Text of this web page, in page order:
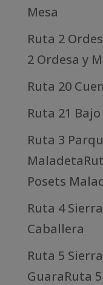
Mesa
Ruta 2
2 Ordesa y
Ruta 20
Ruta 21
Ruta 3
Posets
Ruta 4
Caballera
Ruta 5
GuaraRuta